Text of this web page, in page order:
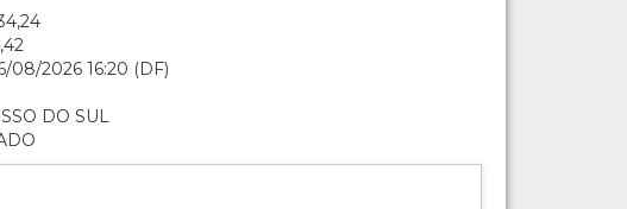
08/2026 16:20 (DF)
DO SUL